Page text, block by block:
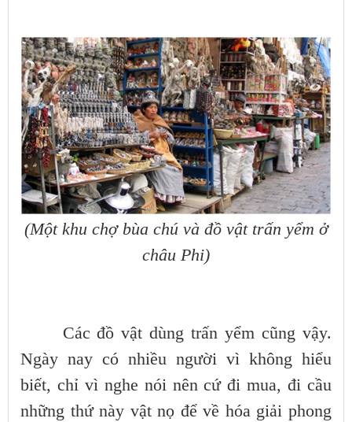
(Một khu chợ bùa chú và đồ vật trấn yểm ở
châu Phi)
Các đồ vật dùng trấn yểm cũng vậy.
Ngày nay có nhiều người vì không hiểu
biết, chỉ vì nghe nói nên cứ đi mua, đi cầu
những thứ này vật nọ để về hóa giải phong